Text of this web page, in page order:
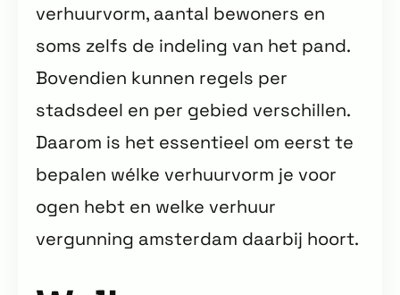
verhuurvorm, aantal bewoners en
soms zelfs de indeling van het pand.
Bovendien kunnen regels per
stadsdeel en per gebied verschillen.
Daarom is het essentieel om eerst te
bepalen wélke verhuurvorm je voor
ogen hebt en welke verhuur
vergunning amsterdam daarbij hoort.